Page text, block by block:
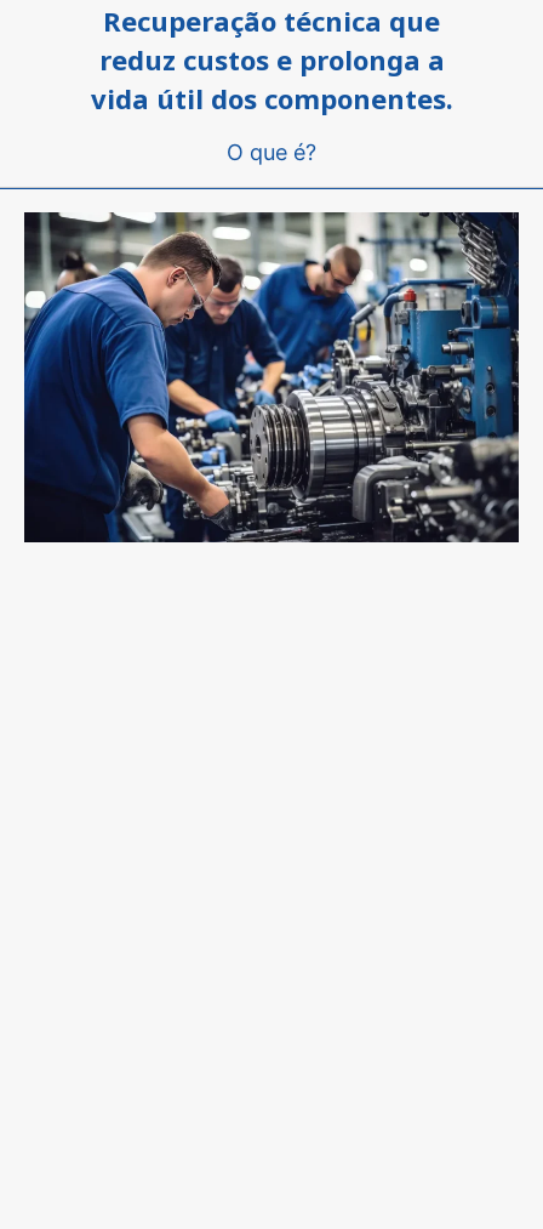
Recuperação técnica que
reduz custos e prolonga a
vida útil dos componentes.
O que é?